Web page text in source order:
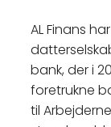
AL Finans
bank, der i
foretrukne
til